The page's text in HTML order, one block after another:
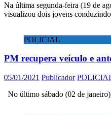
Na última segunda-feira (19 de
visualizou dois jovens conduzindo
POLICIAL
PM recupera veículo e
05/01/2021 Publicador
No último sábado (02 de